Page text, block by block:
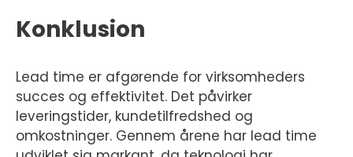
Konklusion
Lead time er afgørende for virksomheders
succes og effektivitet. Det påvirker
leveringstider, kundetilfredshed og
omkostninger. Gennem årene har lead time